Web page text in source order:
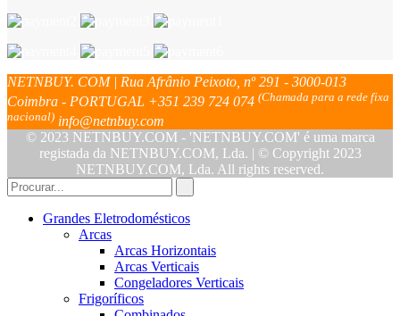
NETNBUY. COM | Rua Afrânio Peixoto, nº 291 - 3000-013
Coimbra - PORTUGAL +351 239 724 074 (Chamada para a rede fixa
nacional) info@netnbuy.com
© 2023 NETNBUY.COM - 'NETNBUY.COM' é uma marca
registada da NETNBUY.COM, Lda. | © Copyright 2023
NETNBUY.COM, Lda. All rights reserved.
Grandes Eletrodomésticos
Arcas
Arcas Horizontais
Arcas Verticais
Congeladores Verticais
Frigoríficos